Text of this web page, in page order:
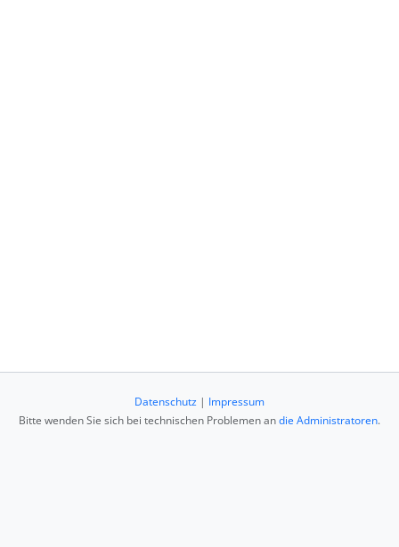
Datenschutz | Impressum
Bitte wenden Sie sich bei technischen Problemen andie Administratoren.